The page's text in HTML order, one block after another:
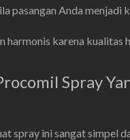
pasangan Anda
harmonis karena kualitas
Spray
spray ini sangat simpel